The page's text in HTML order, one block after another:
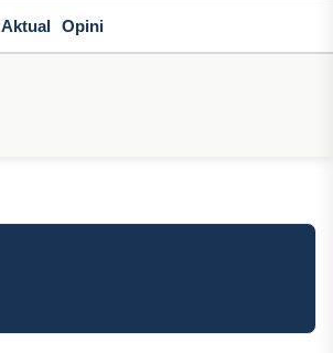
Aktual Opini